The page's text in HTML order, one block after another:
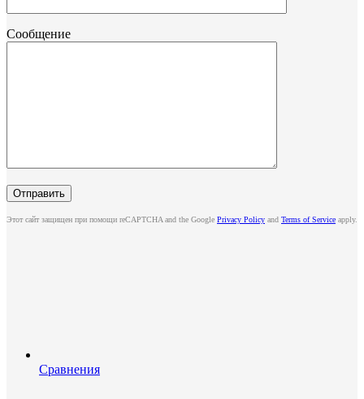
Сообщение
Этот сайт защищен при помощи reCAPTCHA and the Google Privacy Policy and Terms of Service apply.
Сравнения